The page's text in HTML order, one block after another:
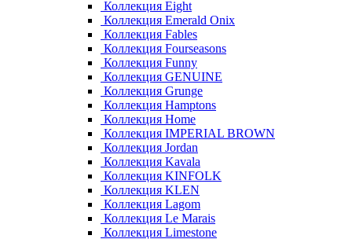
Коллекция Eight
Коллекция Emerald Onix
Коллекция Fables
Коллекция Fourseasons
Коллекция Funny
Коллекция GENUINE
Коллекция Grunge
Коллекция Hamptons
Коллекция Home
Коллекция IMPERIAL BROWN
Коллекция Jordan
Коллекция Kavala
Коллекция KINFOLK
Коллекция KLEN
Коллекция Lagom
Коллекция Le Marais
Коллекция Limestone